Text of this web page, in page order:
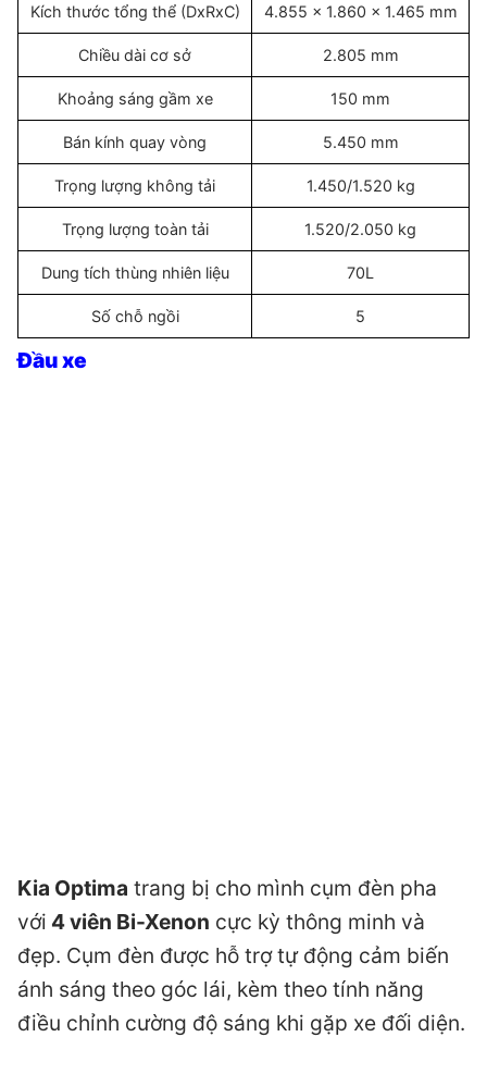
Kích thước tổng thể (DxRxC) 4.855 x 1.860 x 1.465 mm
Chiều dài cơ sở 2.805 mm
Khoảng sáng gầm xe 150 mm
Bán kính quay vòng 5.450 mm
Trọng lượng không tải 1.450/1.520 kg
Trọng lượng toàn tải 1.520/2.050 kg
Dung tích thùng nhiên liệu 70L
Số chỗ ngồi 5
Đầu xe
Kia Optima trang bị cho mình cụm đèn pha
với 4 viên Bi-Xenon cực kỳ thông minh và
đẹp. Cụm đèn được hỗ trợ tự động cảm biến
ánh sáng theo góc lái, kèm theo tính năng
điều chỉnh cường độ sáng khi gặp xe đối diện.